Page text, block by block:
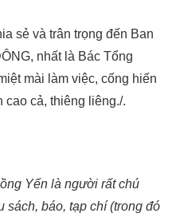
sẻ và trân trọng đến Ban
nhất là Bác Tổng
mài làm việc, cống hiến
cả, thiêng liêng./.
Yến là người rất chú
sách, báo, tạp chí (trong đó